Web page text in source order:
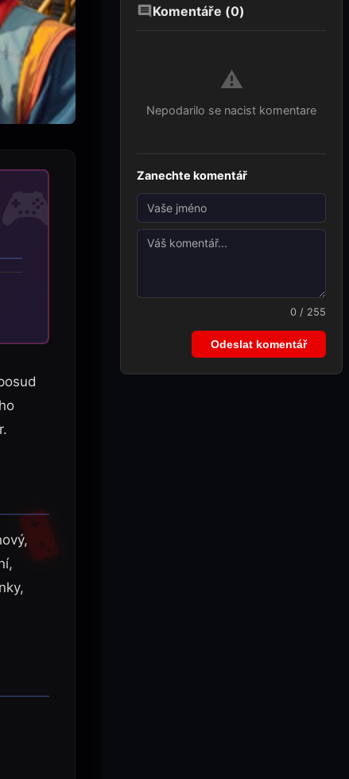
Komentáře (0)
⚠️
Nepodarilo se nacist komentare
Zanechte komentář
0 / 255
Odeslat komentář